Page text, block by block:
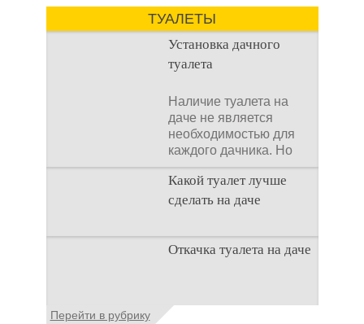
домах и на загородных
ТУАЛЕТЫ
Установка дачного
туалета
Наличие туалета на
даче не является
необходимостью для
каждого дачника. Но
многие люди думают,
что
Какой туалет лучше
сделать на даче
Когда люди долгое
время прибывают на
подстраивать все
Откачка туалета на даче
Туалет на даче – это
Перейти в рубрику